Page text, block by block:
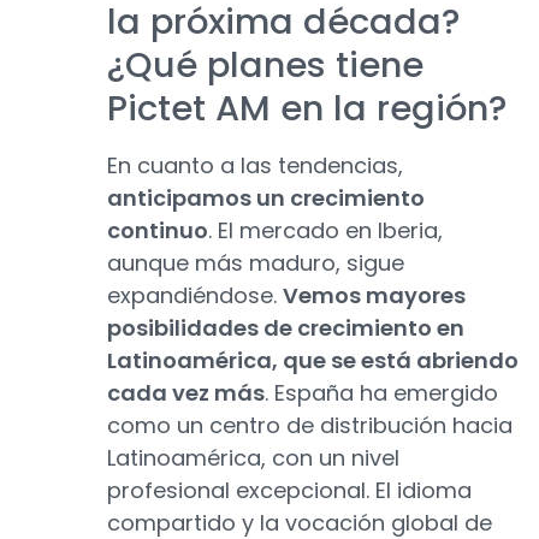
la próxima década?
¿Qué planes tiene
Pictet AM en la región?
En cuanto a las tendencias,
anticipamos un crecimiento
continuo. El mercado en Iberia,
aunque más maduro, sigue
expandiéndose. Vemos mayores
posibilidades de crecimiento en
Latinoamérica, que se está abriendo
cada vez más. España ha emergido
como un centro de distribución hacia
Latinoamérica, con un nivel
profesional excepcional. El idioma
compartido y la vocación global de